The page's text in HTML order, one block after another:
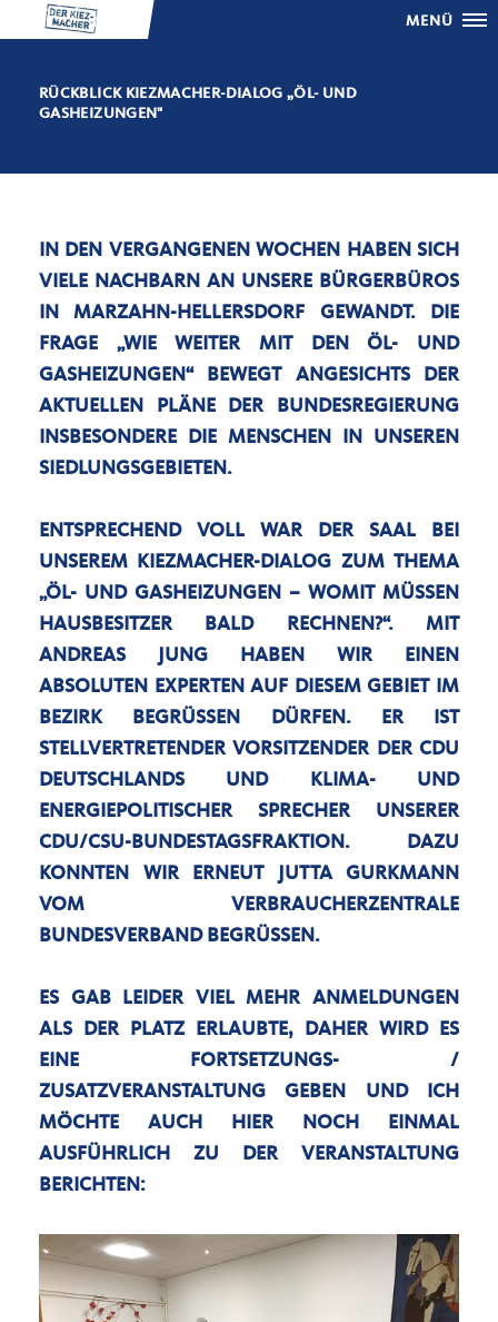
MENÜ
RÜCKBLICK KIEZMACHER-DIALOG „ÖL- UND
GASHEIZUNGEN"
IN DEN VERGANGENEN WOCHEN HABEN SICH
VIELE NACHBARN AN UNSERE BÜRGERBÜROS
IN MARZAHN-HELLERSDORF GEWANDT. DIE
FRAGE „WIE WEITER MIT DEN ÖL- UND
GASHEIZUNGEN“ BEWEGT ANGESICHTS DER
AKTUELLEN PLÄNE DER BUNDESREGIERUNG
INSBESONDERE DIE MENSCHEN IN UNSEREN
SIEDLUNGSGEBIETEN.
ENTSPRECHEND VOLL WAR DER SAAL BEI
UNSEREM KIEZMACHER-DIALOG ZUM THEMA
ÖL- UND GASHEIZUNGEN – WOMIT MÜSSEN
HAUSBESITZER BALD RECHNEN?“. MIT
ANDREAS JUNG HABEN WIR EINEN
ABSOLUTEN EXPERTEN AUF DIESEM GEBIET IM
BEZIRK BEGRÜSSEN DÜRFEN. ER IST S
TELLVERTRETENDER VORSITZENDER DER CDU D
EUTSCHLANDS UND KLIMA- UND E
NERGIEPOLITISCHER SPRECHER UNSERER C
DU/CSU-BUNDESTAGSFRAKTION. DAZU K
ONNTEN WIR ERNEUT JUTTA GURKMANN V
OM VERBRAUCHERZENTRALE B
UNDESVERBAND BEGRÜSSEN.
ES GAB LEIDER VIEL MEHR ANMELDUNGEN
ALS DER PLATZ ERLAUBTE, DAHER WIRD ES
EINE FORTSETZUNGS- /
ZUSATZVERANSTALTUNG GEBEN UND ICH
MÖCHTE AUCH HIER NOCH EINMAL
AUSFÜHRLICH ZU DER VERANSTALTUNG
BERICHTEN: